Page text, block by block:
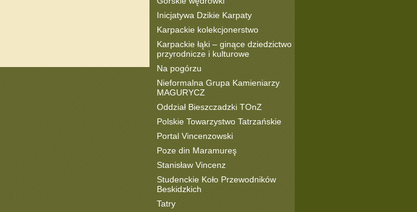
Inicjatywa Dzikie Karpaty
Karpackie kolekcjonerstwo
Karpackie łąki – ginące dziedzictwo
przyrodnicze i kulturowe
Na pogórzu
Nieformalna Grupa Kamieniarzy
MAGURYCZ
Oddział Bieszczadzki TOnZ
Polskie Towarzystwo Tatrzańskie
Portal Vincenzowski
Poze din Maramureş
Stanisław Vincenz
Studenckie Koło Przewodników
Beskidzkich
Tatry